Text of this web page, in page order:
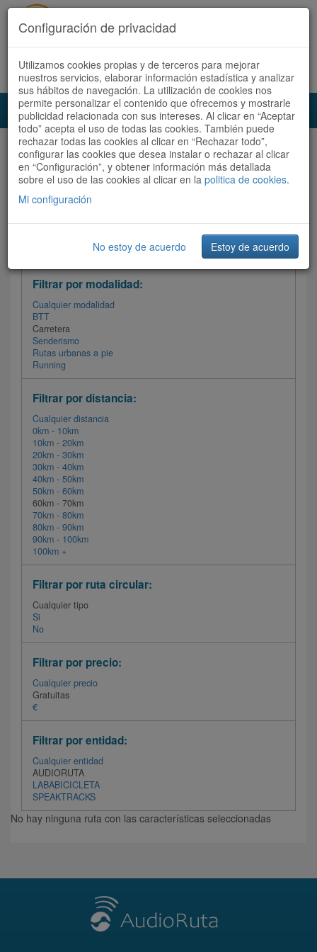
Acceder Registrate ahora Español | Català
Audioruta Todas las rutas
Todas las rutas Ordenar por:Más recientes
Filtrar las rutas
Filtrar por modalidad:
Cualquier modalidad
BTT
Carretera
Senderismo
Rutas urbanas a pie
Running
Filtrar por distancia:
Cualquier distancia
0km - 10km
10km - 20km
20km - 30km
30km - 40km
40km - 50km
50km - 60km
60km - 70km
70km - 80km
80km - 90km
90km - 100km
100km +
Filtrar por ruta circular:
Cualquier tipo
Si
No
Filtrar por precio:
Cualquier precio
Gratuitas
€
Filtrar por entidad:
Cualquier entidad
AUDIORUTA
LABABICICLETA
SPEAKTRACKS
No hay ninguna ruta con las características seleccionadas
Configuración de privacidad
Utilizamos cookies propias y de terceros para mejorar
nuestros servicios, elaborar información estadística y analizar
sus hábitos de navegación. La utilización de cookies nos
permite personalizar el contenido que ofrecemos y mostrarle
publicidad relacionada con sus intereses. Al clicar en “Aceptar
todo” acepta el uso de todas las cookies. También puede
rechazar todas las cookies al clicar en “Rechazar todo”,
configurar las cookies que desea instalar o rechazar al clicar
en “Configuración”, y obtener información más detallada
sobre el uso de las cookies al clicar en la politica de cookies.
Mi configuración
No estoy de acuerdo Estoy de acuerdo